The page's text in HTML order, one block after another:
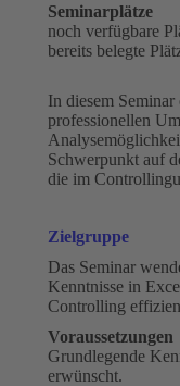
Seminarplätze
noch verfügbare
bereits belegte
In diesem
professionellen
Schwerpunkt auf
die im
Zielgruppe
Das Seminar
Kenntnisse in
Controlling
Voraussetzungen
Grundlegende
erwünscht.